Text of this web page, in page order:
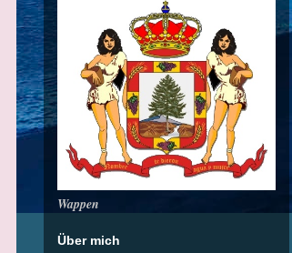
Wappen
Über mich